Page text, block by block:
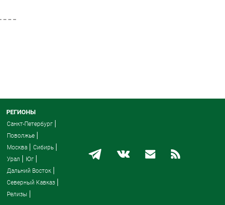
РЕГИОНЫ
Санкт-Петербург
Поволжье
Москва
Сибирь
Урал
Юг
Дальний Восток
Северный Кавказ
Релизы